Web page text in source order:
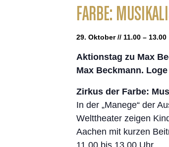
FARBE:
29. Oktober // 11.00 – 13.00
Aktionstag zu Max
Max Beckmann.
Zirkus der Farbe:
In der „Manege“ der
Welttheater zeigen
Aachen mit kurzen
11.00 bis 13.00 Uhr